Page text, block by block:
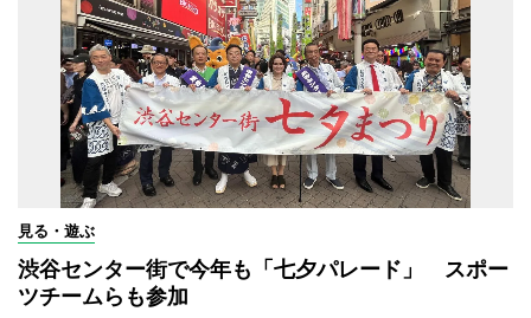
見る・遊ぶ
渋谷センター街で今年も「七夕パレード」 スポー
ツチームらも参加